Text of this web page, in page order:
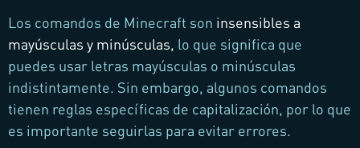
Los comandos de Minecraft son insensibles a
mayúsculas y minúsculas, lo que significa que
puedes usar letras mayúsculas o minúsculas
indistintamente. Sin embargo, algunos comandos
tienen reglas específicas de capitalización, por lo que
es importante seguirlas para evitar errores.